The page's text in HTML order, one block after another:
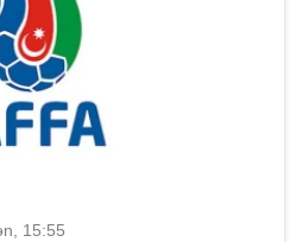
15:55